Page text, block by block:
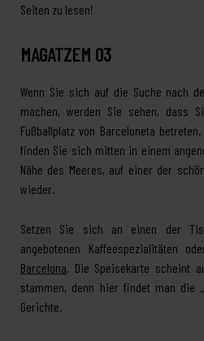
Seiten zu lesen!
MAGATZEM 03
Wenn Sie sich auf die Suche nach
machen, werden Sie sehen, dass
Fußballplatz von Barceloneta
finden Sie sich mitten in einem
Nähe des Meeres, auf einer der
wieder.
Setzen Sie sich an einen der
angebotenen Kaffeespezialitäten
Barcelona . Die Speisekarte scheint
stammen, denn hier findet man die
Gerichte.